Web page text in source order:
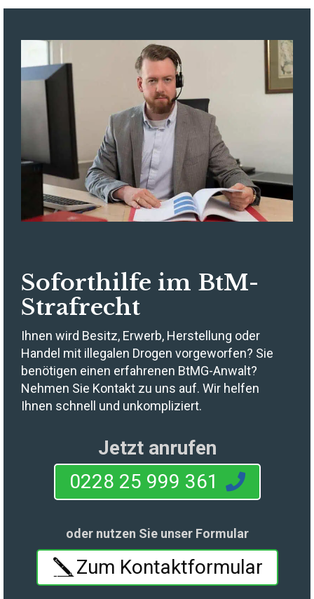
Soforthilfe im BtM-
Strafrecht
Ihnen wird Besitz, Erwerb, Herstellung oder
Handel mit illegalen Drogen vorgeworfen? Sie
benötigen einen erfahrenen BtMG-Anwalt?
Nehmen Sie Kontakt zu uns auf. Wir helfen
Ihnen schnell und unkompliziert.
Jetzt anrufen
0228 25 999 361
oder nutzen Sie unser Formular
Zum Kontaktformular